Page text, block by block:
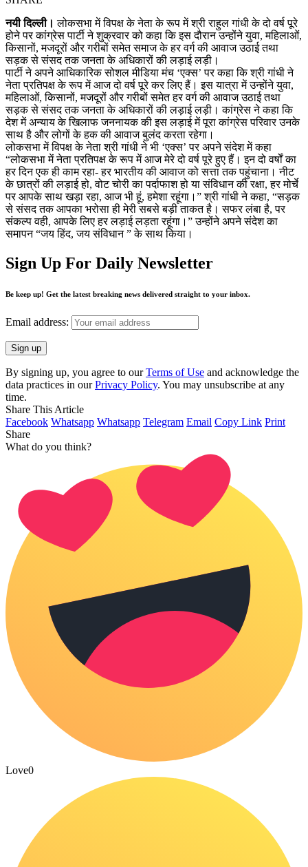
नयी दिल्ली। लोकसभा में विपक्ष के नेता के रूप में श्री राहुल गांधी के दो वर्ष पूरे
होने पर कांग्रेस पार्टी ने शुक्रवार को कहा कि इस दौरान उन्होंने युवा, महिलाओं,
किसानों, मजदूरों और गरीबों समेत समाज के हर वर्ग की आवाज उठाई तथा
सड़क से संसद तक जनता के अधिकारों की लड़ाई लड़ी।
पार्टी ने अपने आधिकारिक सोशल मीडिया मंच ‘एक्स’ पर कहा कि श्री गांधी ने
नेता प्रतिपक्ष के रूप में आज दो वर्ष पूरे कर लिए हैं। इस यात्रा में उन्होंने युवा,
महिलाओं, किसानों, मजदूरों और गरीबों समेत हर वर्ग की आवाज उठाई तथा
सड़क से संसद तक जनता के अधिकारों की लड़ाई लड़ी। कांग्रेस ने कहा कि
देश में अन्याय के खिलाफ जननायक की इस लड़ाई में पूरा कांग्रेस परिवार उनके
साथ है और लोगों के हक की आवाज बुलंद करता रहेगा।
लोकसभा में विपक्ष के नेता श्री गांधी ने भी ‘एक्स’ पर अपने संदेश में कहा
“लोकसभा में नेता प्रतिपक्ष के रूप में आज मेरे दो वर्ष पूरे हुए हैं। इन दो वर्षों का
हर दिन एक ही काम रहा- हर भारतीय की आवाज को सत्ता तक पहुंचाना। नीट
के छात्रों की लड़ाई हो, वोट चोरी का पर्दाफाश हो या संविधान की रक्षा, हर मोर्चे
पर आपके साथ खड़ा रहा, आज भी हूं, हमेशा रहूंगा।” श्री गांधी ने कहा, “सड़क
से संसद तक आपका भरोसा ही मेरी सबसे बड़ी ताकत है। सफर लंबा है, पर
संकल्प वही, आपके लिए हर लड़ाई लड़ता रहूंगा।” उन्होंने अपने संदेश का
समापन “जय हिंद, जय संविधान ” के साथ किया।
Sign Up For Daily Newsletter
Be keep up! Get the latest breaking news delivered straight to your inbox.
Email address:
By signing up, you agree to ourTerms of Use and acknowledge the
data practices in ourPrivacy Policy. You may unsubscribe at any
time.
Share This Article
Facebook Whatsapp Whatsapp Telegram Email Copy Link Print
Share
What do you think?
Love0